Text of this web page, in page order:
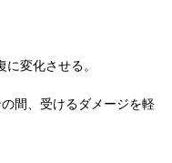
変化させる。
間、受けるダメージを軽